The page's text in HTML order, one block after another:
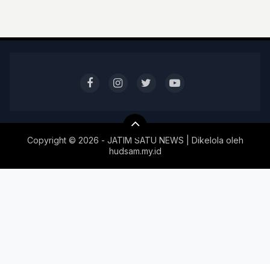
Copyright © 2026 - JATIM SATU NEWS | Dikelola oleh
hudsam.my.id